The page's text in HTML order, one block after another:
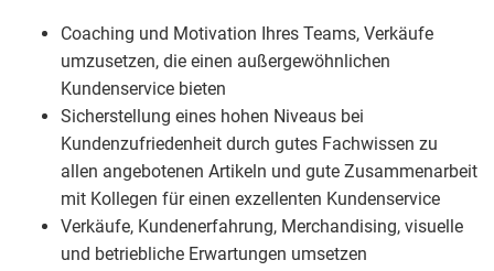
Coaching und Motivation Ihres Teams, Verkäufe
umzusetzen, die einen außergewöhnlichen
Kundenservice bieten
Sicherstellung eines hohen Niveaus bei
Kundenzufriedenheit durch gutes Fachwissen zu
allen angebotenen Artikeln und gute Zusammenarbeit
mit Kollegen für einen exzellenten Kundenservice
Verkäufe, Kundenerfahrung, Merchandising, visuelle
und betriebliche Erwartungen umsetzen